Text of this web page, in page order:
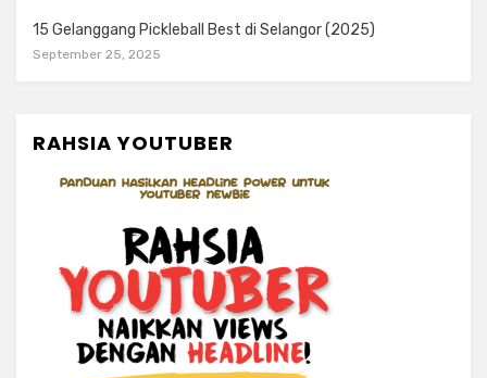
15 Gelanggang Pickleball Best di Selangor (2025)
September 25, 2025
RAHSIA YOUTUBER